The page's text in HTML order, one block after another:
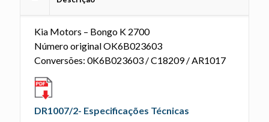
Kia Motors – Bongo K 2700
Número original OK6B023603
Conversões: 0K6B023603 / C18209 / AR1017
DR1007/2- Especificações Técnicas